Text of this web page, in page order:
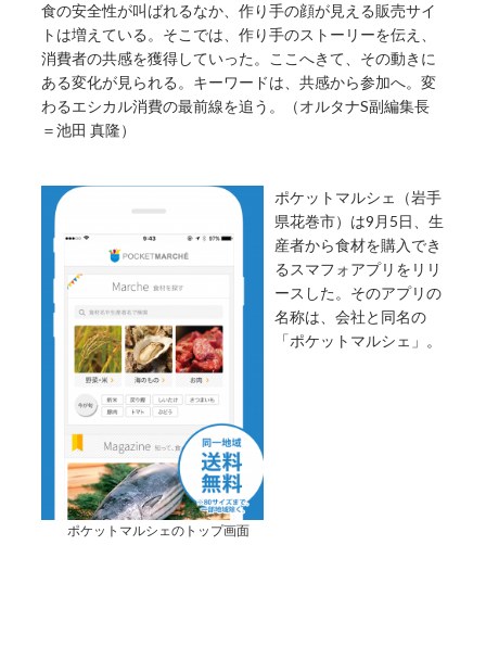
食の安全性が叫ばれるなか、作り手の顔が見える販売サイ
トは増えている。そこでは、作り手のストーリーを伝え、
消費者の共感を獲得していった。ここへきて、その動きに
ある変化が見られる。キーワードは、共感から参加へ。変
わるエシカル消費の最前線を追う。（オルタナS副編集長
＝池田 真隆）
ポケットマルシェのトップ画面
ポケットマルシェ（岩手
県花巻市）は9月5日、生
産者から食材を購入でき
るスマフォアプリをリリ
ースした。そのアプリの
名称は、会社と同名の
「ポケットマルシェ」。